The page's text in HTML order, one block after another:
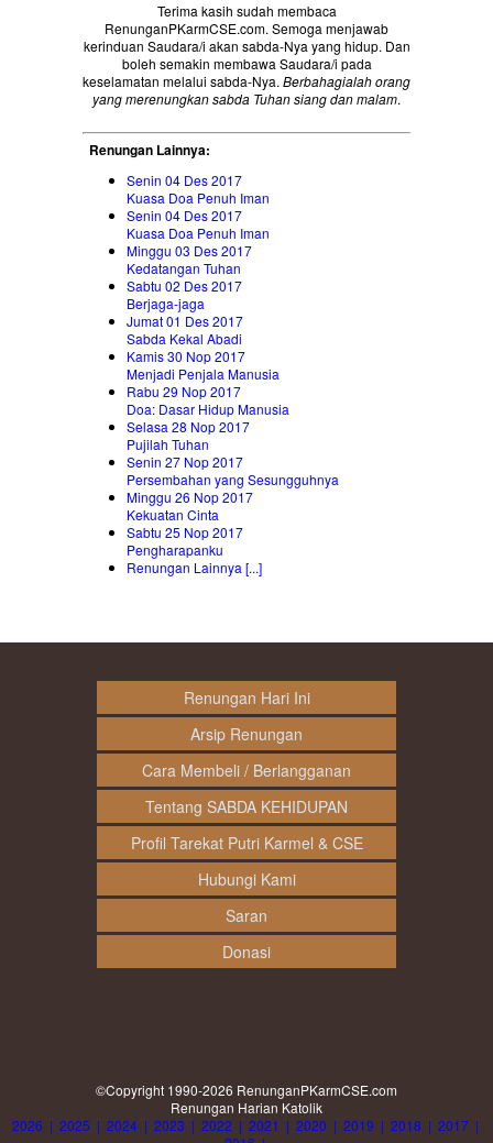
Terima kasih sudah membaca
RenunganPKarmCSE.com. Semoga menjawab
kerinduan Saudara/i akan sabda-Nya yang hidup. Dan
boleh semakin membawa Saudara/i pada
keselamatan melalui sabda-Nya. Berbahagialah orang
yang merenungkan sabda Tuhan siang dan malam.
Renungan Lainnya:
Senin 04 Des 2017
Kuasa Doa Penuh Iman
Senin 04 Des 2017
Kuasa Doa Penuh Iman
Minggu 03 Des 2017
Kedatangan Tuhan
Sabtu 02 Des 2017
Berjaga-jaga
Jumat 01 Des 2017
Sabda Kekal Abadi
Kamis 30 Nop 2017
Menjadi Penjala Manusia
Rabu 29 Nop 2017
Doa: Dasar Hidup Manusia
Selasa 28 Nop 2017
Pujilah Tuhan
Senin 27 Nop 2017
Persembahan yang Sesungguhnya
Minggu 26 Nop 2017
Kekuatan Cinta
Sabtu 25 Nop 2017
Pengharapanku
Renungan Lainnya [...]
Renungan Hari Ini
Arsip Renungan
Cara Membeli / Berlangganan
Tentang SABDA KEHIDUPAN
Profil Tarekat Putri Karmel & CSE
Hubungi Kami
Saran
Donasi
©Copyright 1990-2026 RenunganPKarmCSE.com
Renungan Harian Katolik
2026 | 2025 | 2024 | 2023 | 2022 | 2021 | 2020 | 2019 | 2018 | 2017 |